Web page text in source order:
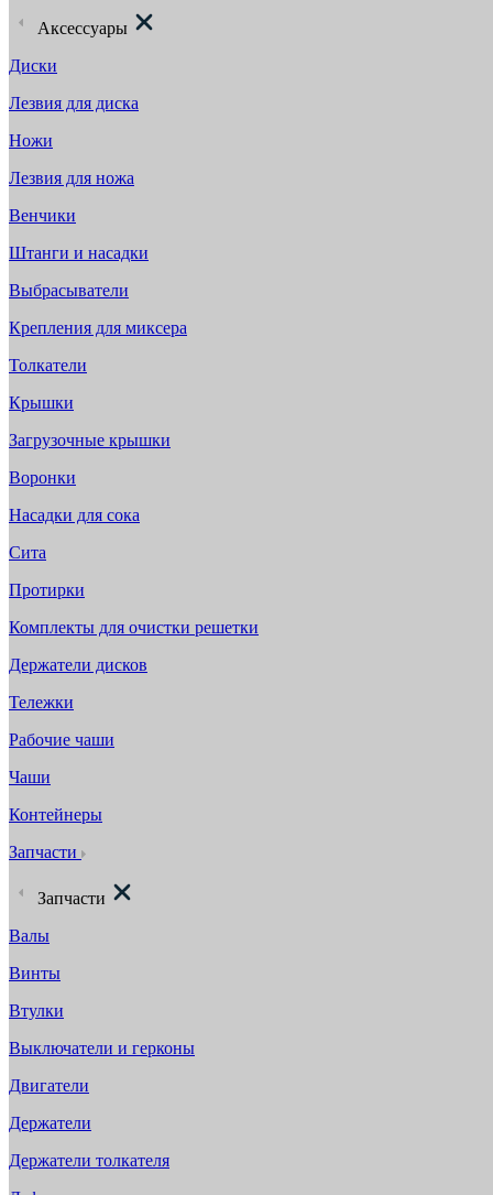
Аксессуары
Диски
Лезвия для диска
Ножи
Лезвия для ножа
Венчики
Штанги и насадки
Выбрасыватели
Крепления для миксера
Толкатели
Крышки
Загрузочные крышки
Воронки
Насадки для сока
Сита
Протирки
Комплекты для очистки решетки
Держатели дисков
Тележки
Рабочие чаши
Чаши
Контейнеры
Запчасти
Запчасти
Валы
Винты
Втулки
Выключатели и герконы
Двигатели
Держатели
Держатели толкателя